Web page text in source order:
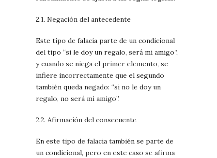
2.1. Negación del antecedente
Este tipo de falacia parte de un condicional
del tipo “si le doy un regalo, será mi amigo”,
y cuando se niega el primer elemento, se
infiere incorrectamente que el segundo
también queda negado: “si no le doy un
regalo, no será mi amigo”.
2.2. Afirmación del consecuente
En este tipo de falacia también se parte de
un condicional, pero en este caso se afirma